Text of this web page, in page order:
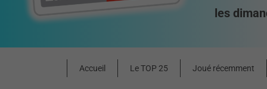
les
Accueil Le TOP 25 Joué récemment